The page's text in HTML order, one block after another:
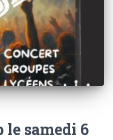
samedi 6